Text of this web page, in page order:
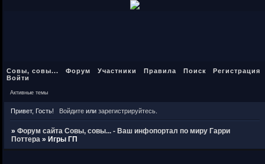
Совы, совы... Форум Участники Правила Поиск
Регистрация
Войти
Активные темы
Привет, Гость! Войдитеили зарегистрируйтесь.
»Форум сайта Совы, совы... - Ваш инфопортал по миру Гарри
Поттера »Игры ГП